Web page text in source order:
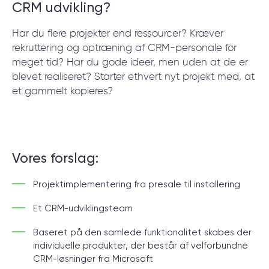
CRM udvikling?
Har du flere projekter end ressourcer? Kræver
rekruttering og optræning af CRM-personale for
meget tid? Har du gode ideer, men uden at de er
blevet realiseret? Starter ethvert nyt projekt med, at
et gammelt kopieres?
Vores forslag:
Projektimplementering fra presale til installering
Et CRM-udviklingsteam
Baseret på den samlede funktionalitet skabes der
individuelle produkter, der består af velforbundne
CRM-løsninger fra Microsoft
© 2000 – 2026 WaveAccess, All Rights Reserved.
Privatlivspolitik
Cookiedeklaration